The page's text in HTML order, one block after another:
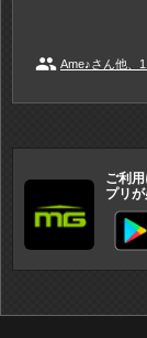
people Ame♪さん他、
ご利
プリが